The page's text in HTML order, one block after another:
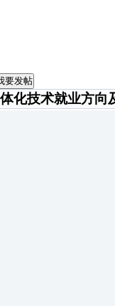
要发帖
化技术就业方向